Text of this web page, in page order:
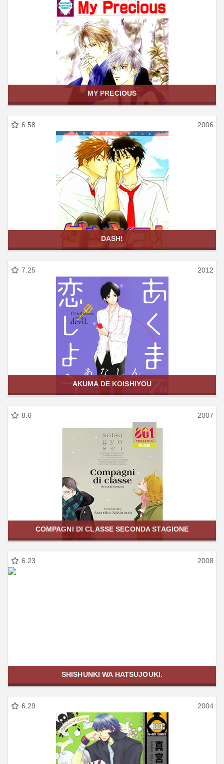
MY PRECIOUS
6.58 2006
DASH!
7.25 2012
AKUMA DE KOISHIYOU
8.6 2007
COMPAGNI DI CLASSE SECONDA STAGIONE
6.23 2008
SHISHUNKI WA HATSUJOUKI.
6.29 2004